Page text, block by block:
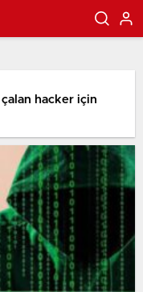
çalan hacker için